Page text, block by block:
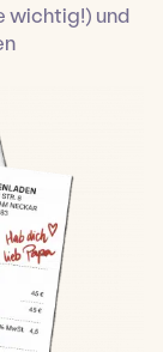
wichtig!) und